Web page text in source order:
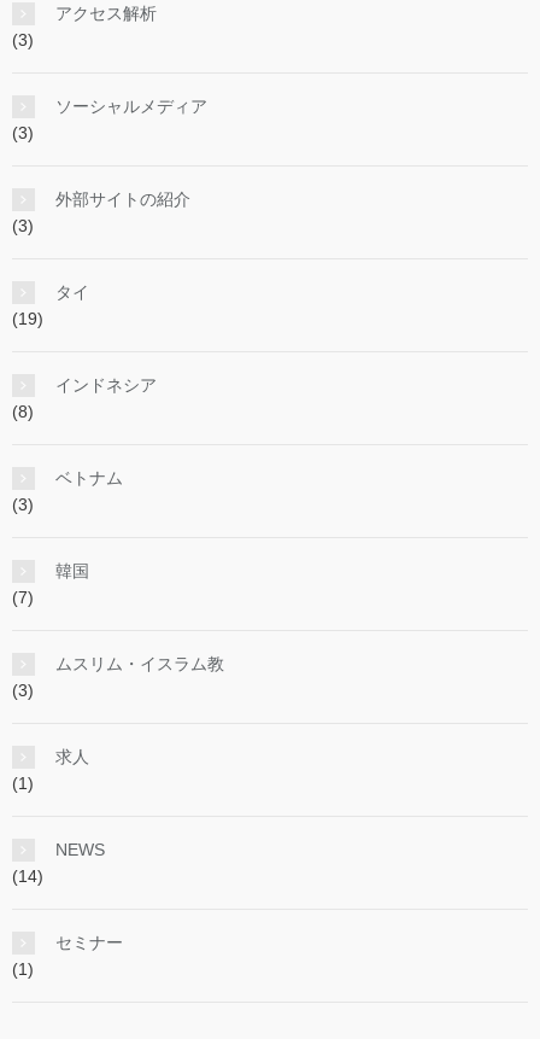
アクセス解析
(3)
ソーシャルメディア
(3)
外部サイトの紹介
(3)
タイ
(19)
インドネシア
(8)
ベトナム
(3)
韓国
(7)
ムスリム・イスラム教
(3)
求人
(1)
NEWS
(14)
セミナー
(1)